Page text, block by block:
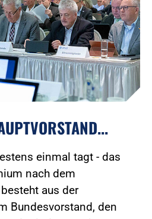
einmal tagt - das
nach dem
aus der
Bundesvorstand, den